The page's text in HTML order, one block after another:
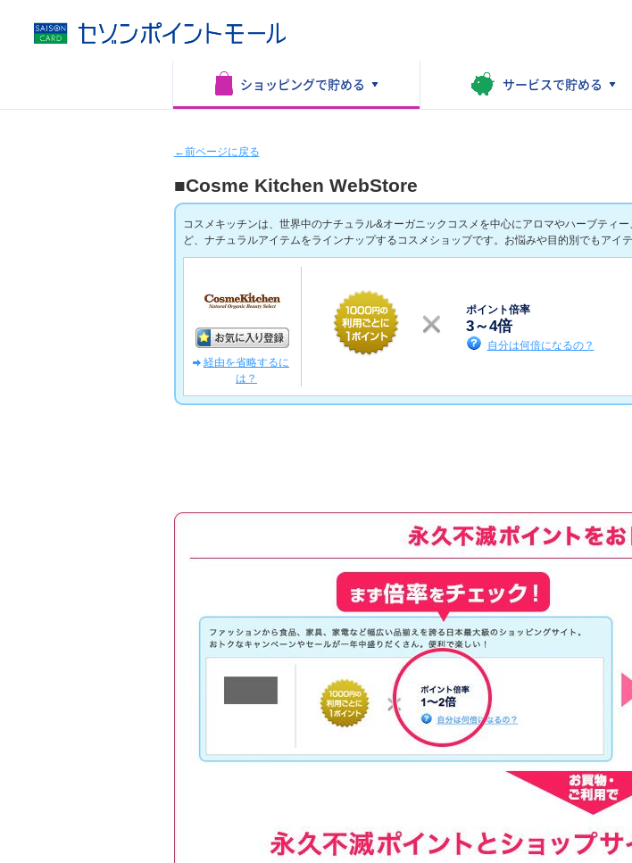
ショッピングで貯める サービスで貯める
←前ページに戻る
■Cosme Kitchen WebStore
コスメキッチンは、世界中のナチュラル&オーガニックコスメを中心にアロマやハーブティ
ど、ナチュラルアイテムをラインナップするコスメショップです。お悩みや目的別でもアイテ
経由を省略するに
は？
ポイント倍率
3～4倍
自分は何倍になるの？